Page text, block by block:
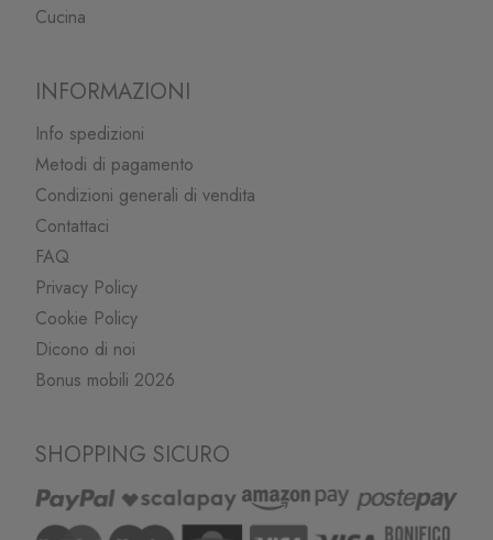
Cucina
INFORMAZIONI
Info spedizioni
Metodi di pagamento
Condizioni generali di vendita
Contattaci
FAQ
Privacy Policy
Cookie Policy
Dicono di noi
Bonus mobili 2026
SHOPPING SICURO